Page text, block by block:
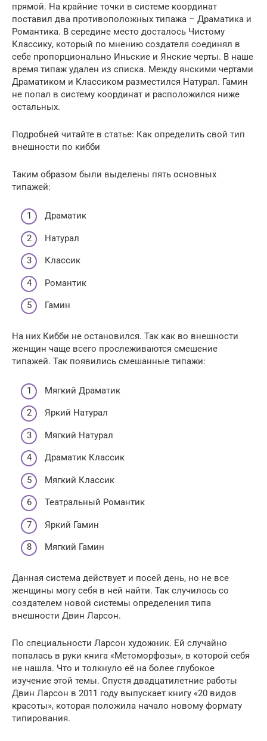
прямой. На крайние точки в системе координат
поставил два противоположных типажа – Драматика и
Романтика. В середине место досталось Чистому
Классику, который по мнению создателя соединял в
себе пропорционально Иньские и Янские черты. В наше
время типаж удален из списка. Между янскими чертами
Драматиком и Классиком разместился Натурал. Гамин
не попал в систему координат и расположился ниже
остальных.
Подробней читайте в статье: Как определить свой тип
внешности по кибби
Таким образом были выделены пять основных
типажей:
Драматик
Натурал
Классик
Романтик
Гамин
На них Кибби не остановился. Так как во внешности
женщин чаще всего прослеживаются смешение
типажей. Так появились смешанные типажи:
Мягкий Драматик
Яркий Натурал
Мягкий Натурал
Драматик Классик
Мягкий Классик
Театральный Романтик
Яркий Гамин
Мягкий Гамин
Данная система действует и посей день, но не все
женщины могу себя в ней найти. Так случилось со
создателем новой системы определения типа
внешности Двин Ларсон.
По специальности Ларсон художник. Ей случайно
попалась в руки книга «Метоморфозы», в которой себя
не нашла. Что и толкнуло её на более глубокое
изучение этой темы. Спустя двадцатилетние работы
Двин Ларсон в 2011 году выпускает книгу «20 видов
красоты», которая положила начало новому формату
типирования.